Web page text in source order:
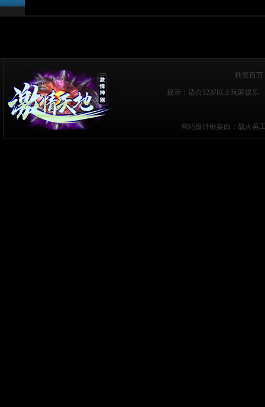
耗资百万
提示：适合12岁以上玩家娱乐
网站设计框架由：战火美